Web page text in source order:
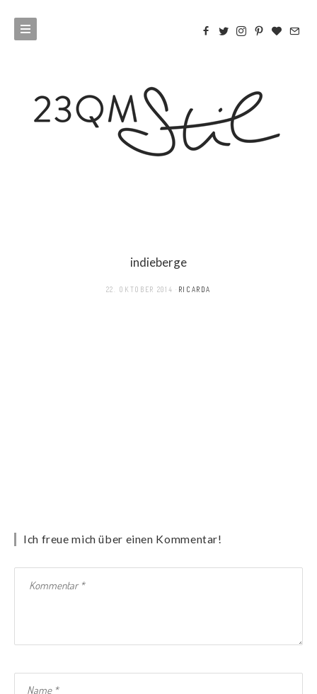
indieberge
22. OKTOBER 2014 RICARDA
Ich freue mich über einen Kommentar!